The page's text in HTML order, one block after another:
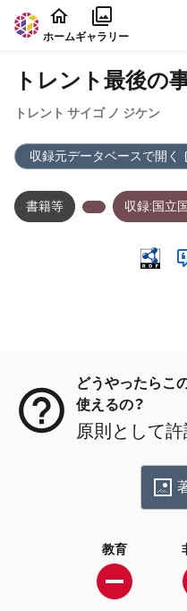
本文に飛ぶ
ホームギャラリー
トレント最後の
トレント サイゴ ノ ジケン
収録元データベースで開く
書籍等 収録:国立
どうやったらこ
使えるの？
原則として
教育